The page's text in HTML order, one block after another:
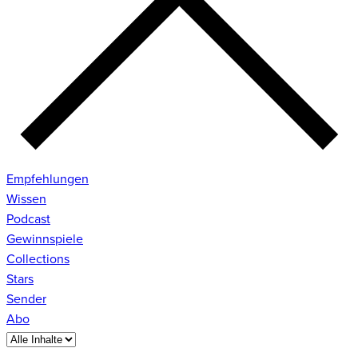
Empfehlungen
Wissen
Podcast
Gewinnspiele
Collections
Stars
Sender
Abo